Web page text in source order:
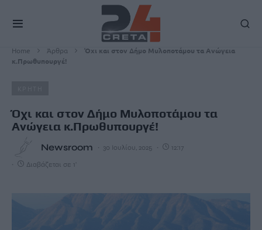
Home Άρθρα
Όχι και στον Δήμο Μυλοποτάμου τα Ανώγεια
κ.Πρωθυπουργέ!
Όχι και στον Δήμο Μυλοποτάμου τα
Ανώγεια κ.Πρωθυπουργέ!
Newsroom 30 Ιουλίου, 2025 12:17
Διαβάζεται σε 1'